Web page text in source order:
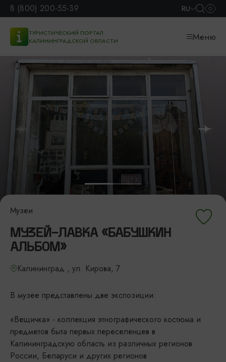
8 (800) 200-55-39 RU
ТУРИСТИЧЕСКИЙ ПОРТАЛ
КАЛИНИНГРАДСКОЙ ОБЛАСТИ
Меню
Музеи
МУЗЕЙ-ЛАВКА «БАБУШКИН
АЛЬБОМ»
Калининград , ул. Кирова, 7
В музее представлены две экспозиции:
«Вещичка» - коллекция этнографического костюма и
предметов быта первых переселенцев в
Калининградскую область из различных регионов
России, Беларуси и других регионов